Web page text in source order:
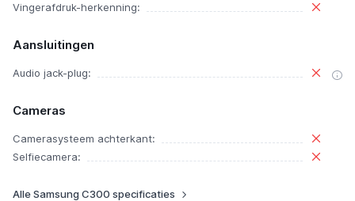
Vingerafdruk-herkenning:
Aansluitingen
Audio jack-plug:
Cameras
Camerasysteem achterkant:
Selfiecamera:
Alle Samsung C300 specificaties